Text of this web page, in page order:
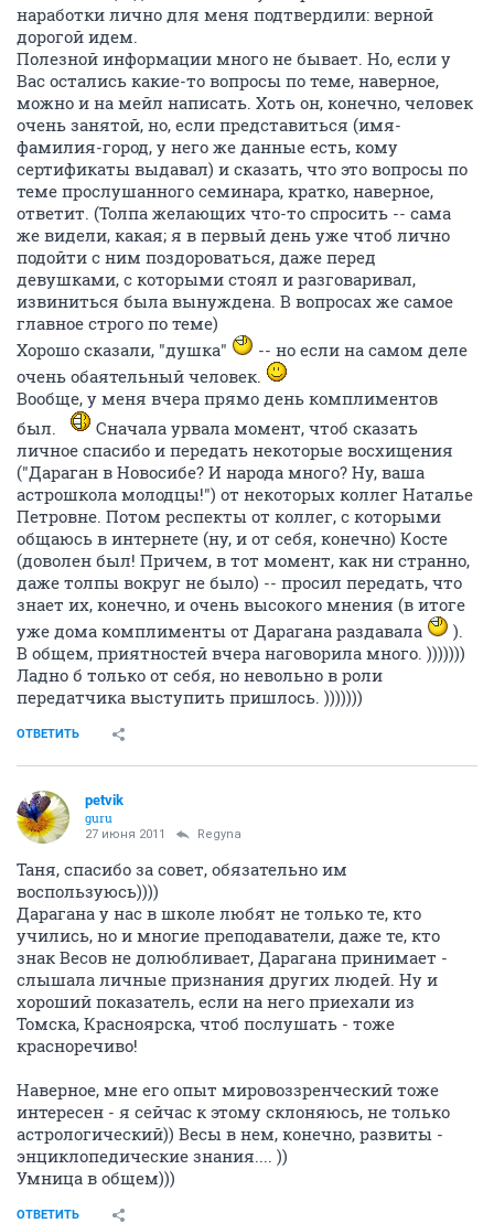
наработки лично для меня подтвердили: верной
дорогой идем.
Полезной информации много не бывает. Но, если у
Вас остались какие-то вопросы по теме, наверное,
можно и на мейл написать. Хоть он, конечно, человек
очень занятой, но, если представиться (имя-
фамилия-город, у него же данные есть, кому
сертификаты выдавал) и сказать, что это вопросы по
теме прослушанного семинара, кратко, наверное,
ответит. (Толпа желающих что-то спросить -- сама
же видели, какая; я в первый день уже чтоб лично
подойти с ним поздороваться, даже перед
девушками, с которыми стоял и разговаривал,
извиниться была вынуждена. В вопросах же самое
главное строго по теме)
Хорошо сказали, "душка"
-- но если на самом деле
очень обаятельный человек.
Вообще, у меня вчера прямо день комплиментов
был.
Сначала урвала момент, чтоб сказать
личное спасибо и передать некоторые восхищения
("Дараган в Новосибе? И народа много? Ну, ваша
астрошкола молодцы!") от некоторых коллег Наталье
Петровне. Потом респекты от коллег, с которыми
общаюсь в интернете (ну, и от себя, конечно) Косте
(доволен был! Причем, в тот момент, как ни странно,
даже толпы вокруг не было) -- просил передать, что
знает их, конечно, и очень высокого мнения (в итоге
уже дома комплименты от Дарагана раздавала
).
В общем, приятностей вчера наговорила много. )))))))
Ладно б только от себя, но невольно в роли
передатчика выступить пришлось. )))))))
ОТВЕТИТЬ
petvik
guru
27 июня 2011 Regyna
Таня, спасибо за совет, обязательно им
воспользуюсь))))
Дарагана у нас в школе любят не только те, кто
учились, но и многие преподаватели, даже те, кто
знак Весов не долюбливает, Дарагана принимает -
слышала личные признания других людей. Ну и
хороший показатель, если на него приехали из
Томска, Красноярска, чтоб послушать - тоже
красноречиво!
Наверное, мне его опыт мировоззренческий тоже
интересен - я сейчас к этому склоняюсь, не только
астрологический)) Весы в нем, конечно, развиты -
энциклопедические знания.... ))
Умница в общем)))
ОТВЕТИТЬ